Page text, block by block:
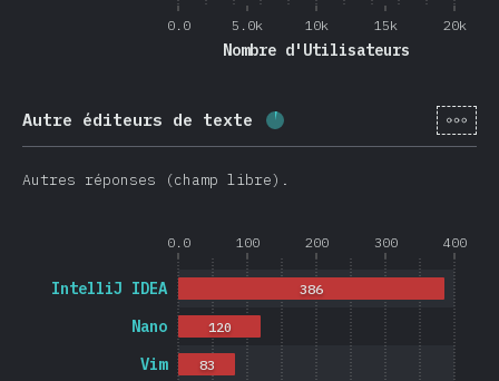
0.0 5.0k 10k 15k 20k
Nombre d'Utilisateurs
Autre éditeurs de texte Progression: (900
[fr-
Autres réponses (champ libre).
0.0 100 200 300 400
Vim
Nano
IntelliJ IDEA
83
120
386